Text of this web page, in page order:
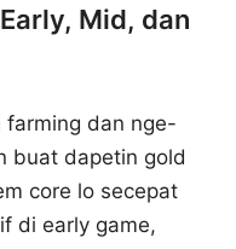
Mid, dan
farming dan nge-
buat dapetin gold
core lo secepat
di early game,